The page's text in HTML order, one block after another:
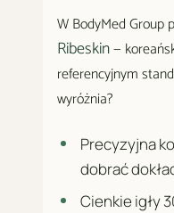
W BodyMed Group
Ribeskin—
referencyjnym
wyróżnia?
Precyzyjna
dobrać
Cienkie igły